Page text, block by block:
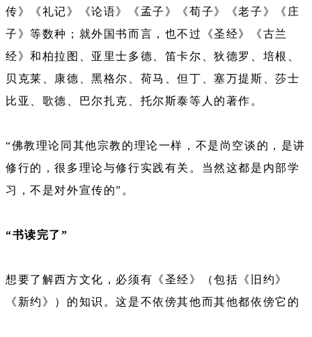
传》《礼记》《论语》《孟子》《荀子》《老子》《庄
子》等数种；就外国书而言，也不过《圣经》《古兰
经》和柏拉图、亚里士多德、笛卡尔、狄德罗、培根、
贝克莱、康德、黑格尔、荷马、但丁、塞万提斯、莎士
比亚、歌德、巴尔扎克、托尔斯泰等人的著作。
“佛教理论同其他宗教的理论一样，不是尚空谈的，是讲
修行的，很多理论与修行实践有关。当然这都是内部学
习，不是对外宣传的”。
“书读完了”
想要了解西方文化，必须有《圣经》（包括《旧约》
《新约》）的知识。这是不依傍其他而其他都依傍它的